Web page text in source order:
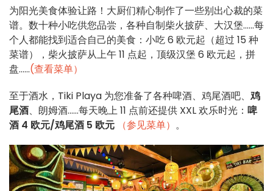
为阳光美食体验让路！大厨们精心制作了一些别出心裁的菜
谱。数十种小吃供您品尝，各种自制柴火披萨、大汉堡......每
个人都能找到适合自己的美食：小吃 6 欧元起（超过 15 种
菜谱），柴火披萨从上午 11 点起，顶级汉堡 6 欧元起，拼
盘......(查看菜单）
至于酒水，Tiki Playa 为您准备了各种啤酒、鸡尾酒吧、 鸡
尾酒、朗姆酒......每天晚上 11 点前还提供 XXL 欢乐时光： 啤
酒 4 欧元/鸡尾酒 5 欧元
（参见菜单） 。